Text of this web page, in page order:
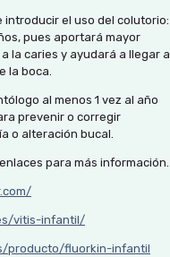
introducir el uso del colutorio:
pues aportará mayor
la caries y ayudará a llegar a
la boca.
al menos 1 vez al año
prevenir o corregir
o alteración bucal.
para más información.
vitis-infantil/
producto/fluorkin-infantil